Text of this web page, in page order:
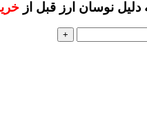
دلیل نوسان ارز قبل از